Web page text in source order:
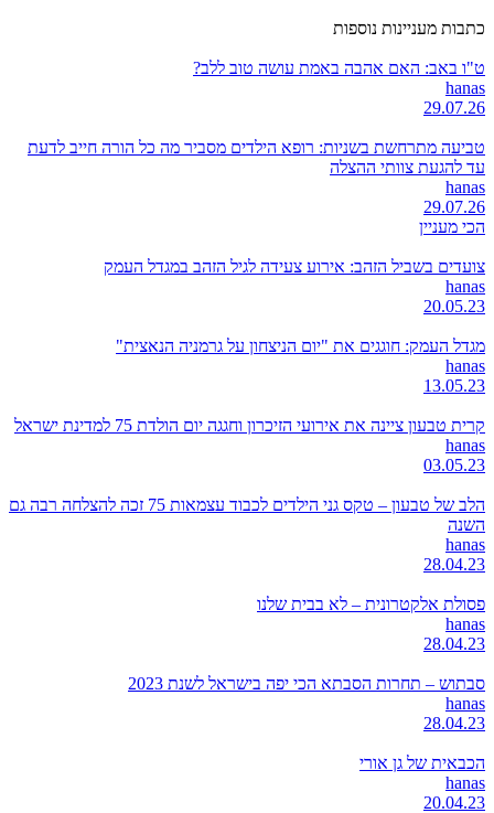
כתבות מעניינות נוספות
ט"ו באב: האם אהבה באמת עושה טוב ללב?
hanas
29.07.26
טביעה מתרחשת בשניות: רופא הילדים מסביר מה כל הורה חייב לדעת
עד להגעת צוותי ההצלה
hanas
29.07.26
הכי מעניין
צועדים בשביל הזהב: אירוע צעידה לגיל הזהב במגדל העמק
hanas
20.05.23
מגדל העמק: חוגגים את "יום הניצחון על גרמניה הנאצית"
hanas
13.05.23
קרית טבעון ציינה את אירועי הזיכרון וחגגה יום הולדת 75 למדינת ישראל
hanas
03.05.23
הלב של טבעון – טקס גני הילדים לכבוד עצמאות 75 זכה להצלחה רבה גם
השנה
hanas
28.04.23
פסולת אלקטרונית – לא בבית שלנו
hanas
28.04.23
סבתוש – תחרות הסבתא הכי יפה בישראל לשנת 2023
hanas
28.04.23
הכבאית של גן אורי
hanas
20.04.23